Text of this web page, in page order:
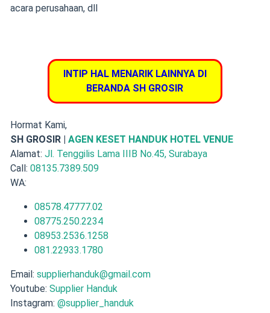
acara perusahaan, dll
INTIP HAL MENARIK LAINNYA DI
BERANDA SH GROSIR
Hormat Kami,
SH GROSIR | AGEN KESET HANDUK HOTEL VENUE
Alamat: Jl. Tenggilis Lama IIIB No.45, Surabaya
Call: 08135.7389.509
WA:
08578.47777.02
08775.250.2234
08953.2536.1258
081.22933.1780
Email: supplierhanduk@gmail.com
Youtube: Supplier Handuk
Instagram: @supplier_handuk